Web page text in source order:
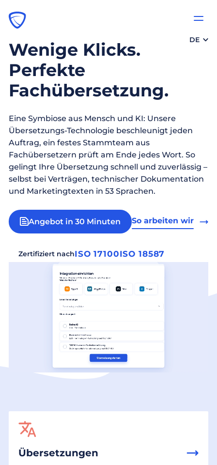
DE
Wenige Klicks.
Perfekte
Fachübersetzung.
Eine Symbiose aus Mensch und KI: Unsere
Übersetzungs-Technologie beschleunigt jeden
Auftrag, ein festes Stammteam aus
Fachübersetzern prüft am Ende jedes Wort. So
gelingt Ihre Übersetzung schnell und zuverlässig –
selbst bei Verträgen, technischer Dokumentation
und Marketingtexten in 53 Sprachen.
Angebot in 30 Minuten So arbeiten wir
Zertifiziert nachISO 17100ISO 18587
Übersetzungen